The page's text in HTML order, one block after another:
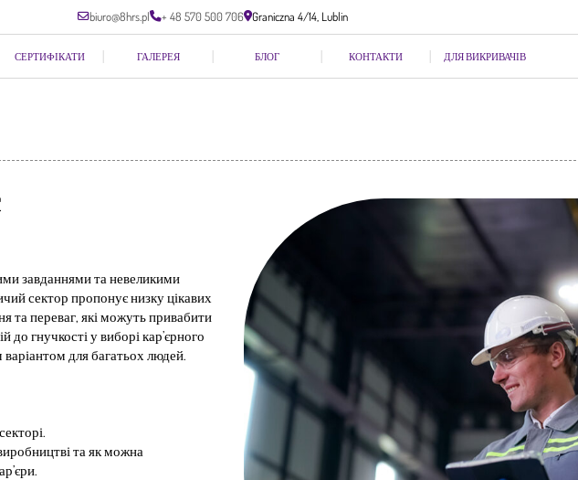
biuro@8hrs.pl + 48 570 500 706 Graniczna 4/14, Lublin
СЕРТИФІКАТИ ГАЛЕРЕЯ БЛОГ КОНТАКТИ ДЛЯ ВИКРИВАЧІВ
завданнями та невеликими
сектор пропонує низку цікавих
та переваг, які можуть привабити
до гнучкості у виборі кар’єрного
для багатьох людей.
та як можна